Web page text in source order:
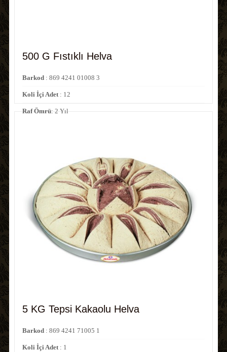
500 G Fıstıklı Helva
Barkod: 869 4241 01008 3
Koli İçi Adet: 12
Raf Ömrü: 2 Yıl
5 KG Tepsi Kakaolu Helva
Barkod: 869 4241 71005 1
Koli İçi Adet: 1